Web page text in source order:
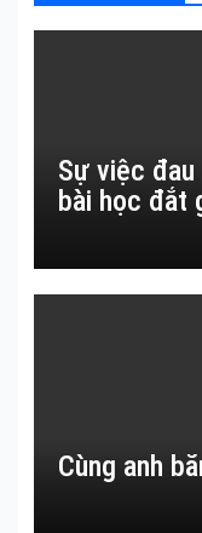
Sự việc
bài học đắt
Cùng anh